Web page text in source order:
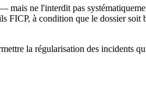
ne l'interdit pas
FICP, à condition que le dossier soit
la régularisation des incidents